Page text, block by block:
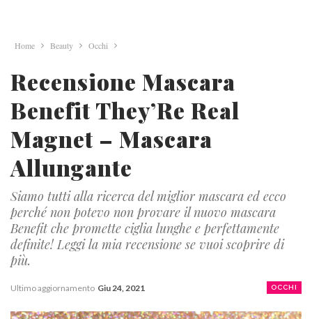
Home Beauty Occhi
Recensione Mascara
Benefit They’Re Real
Magnet – Mascara
Allungante
Siamo tutti alla ricerca del miglior mascara ed ecco
perché non potevo non provare il nuovo mascara
Benefit che promette ciglia lunghe e perfettamente
definite! Leggi la mia recensione se vuoi scoprire di
più.
OCCHI
Ultimo aggiornamento Giu 24, 2021